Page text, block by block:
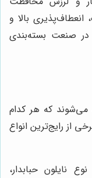
انعطاف‌پذیری بالا و
در صنعت بسته‌بندی
می‌شوند که هر کدام
از رایج‌ترین انواع
نایلون حبابدار،